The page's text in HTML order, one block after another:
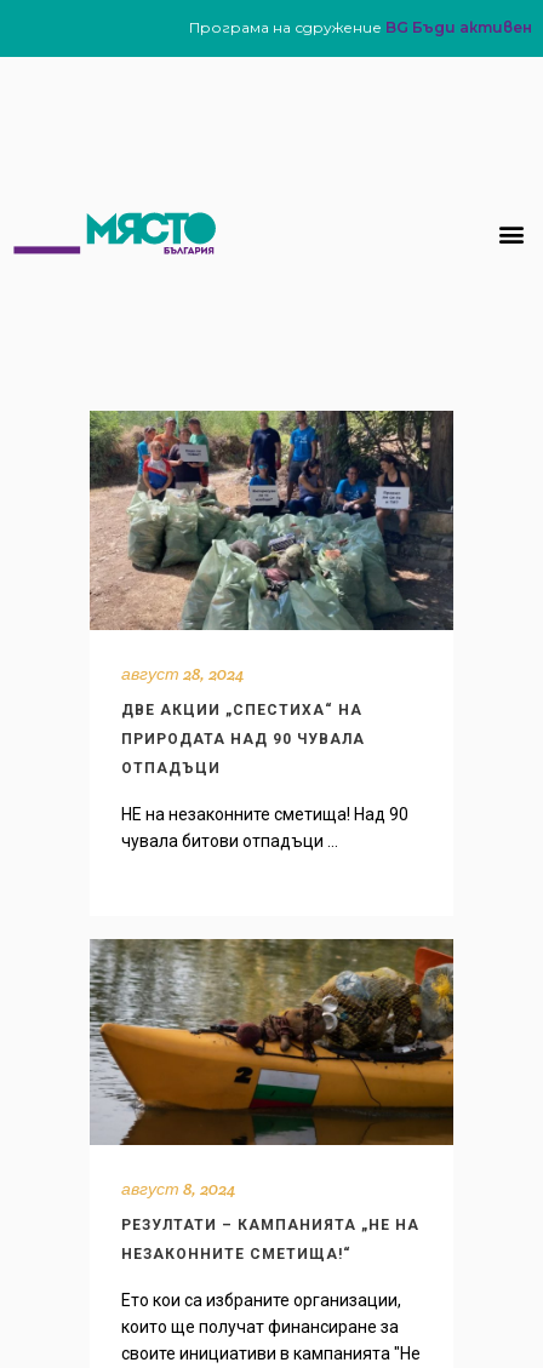
Програма на сдружение BG Бъди активен
август 28, 2024
ДВЕ АКЦИИ „СПЕСТИХА“ НА
ПРИРОДАТА НАД 90 ЧУВАЛА
ОТПАДЪЦИ
НЕ на незаконните сметища! Над 90
чувала битови отпадъци ...
август 8, 2024
РЕЗУЛТАТИ – КАМПАНИЯТА „НЕ НА
НЕЗАКОННИТЕ СМЕТИЩА!“
Ето кои са избраните организации,
които ще получат финансиране за
своите инициативи в кампанията "Не